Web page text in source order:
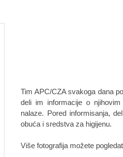
Tim APC/CZA svakoga dana
deli im informacije o
nalaze. Pored informisanja,
obuća i sredstva za higijenu.
Više fotografija možete